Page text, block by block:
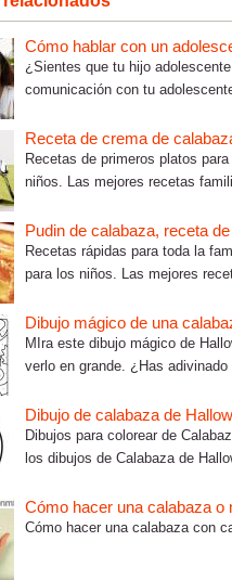
Cómo hablar con un
¿Sientes que tu hijo
comunicación con tu
Receta de crema de
Recetas de primeros platos
niños. Las mejores recetas
Pudin de calabaza, receta
Recetas rápidas para toda la
para los niños. Las mejores
Dibujo mágico de una
MIra este dibujo mágico de
verlo en grande. ¿Has
Dibujo de calabaza de
Dibujos para colorear de
los dibujos de Calabaza de
Cómo hacer una calabaza o
Cómo hacer una calabaza con